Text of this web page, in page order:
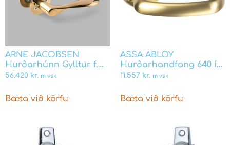
ARNE JACOBSEN
Hurðarhúnn Gylltur f.
þýskar læsing
56.420 kr. m vsk
Bæta við körfu
ASSA ABLOY
Hurðarhandfang 640 í
mattmessing
11.557 kr. m vsk
Bæta við körfu